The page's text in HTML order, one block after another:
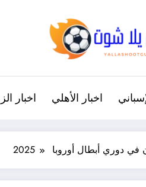
اخبار الأهلي اخبار
دوري أبطال أوروبا 2025